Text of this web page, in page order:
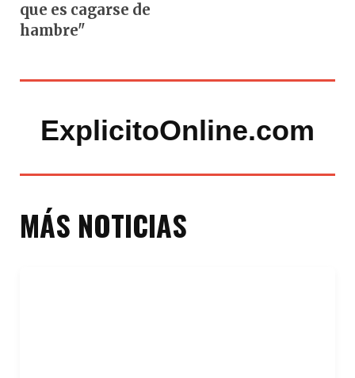
que es cagarse de
hambre"
ExplicitoOnline.com
MÁS NOTICIAS